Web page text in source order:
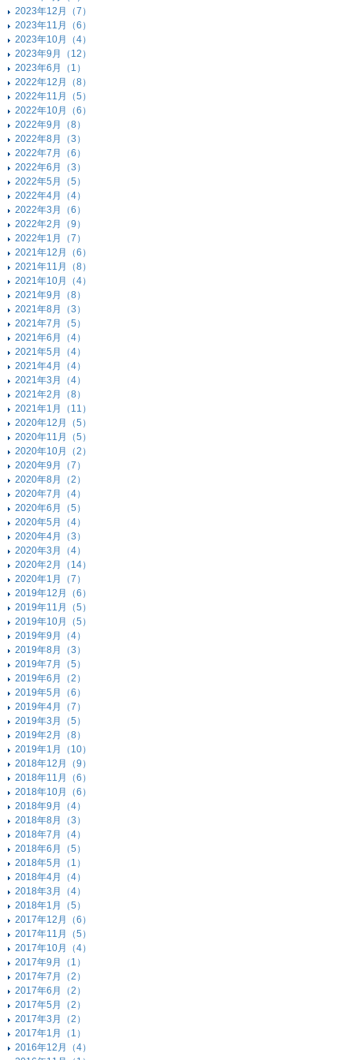
2023年12月（7）
2023年11月（6）
2023年10月（4）
2023年9月（12）
2023年6月（1）
2022年12月（8）
2022年11月（5）
2022年10月（6）
2022年9月（8）
2022年8月（3）
2022年7月（6）
2022年6月（3）
2022年5月（5）
2022年4月（4）
2022年3月（6）
2022年2月（9）
2022年1月（7）
2021年12月（6）
2021年11月（8）
2021年10月（4）
2021年9月（8）
2021年8月（3）
2021年7月（5）
2021年6月（4）
2021年5月（4）
2021年4月（4）
2021年3月（4）
2021年2月（8）
2021年1月（11）
2020年12月（5）
2020年11月（5）
2020年10月（2）
2020年9月（7）
2020年8月（2）
2020年7月（4）
2020年6月（5）
2020年5月（4）
2020年4月（3）
2020年3月（4）
2020年2月（14）
2020年1月（7）
2019年12月（6）
2019年11月（5）
2019年10月（5）
2019年9月（4）
2019年8月（3）
2019年7月（5）
2019年6月（2）
2019年5月（6）
2019年4月（7）
2019年3月（5）
2019年2月（8）
2019年1月（10）
2018年12月（9）
2018年11月（6）
2018年10月（6）
2018年9月（4）
2018年8月（3）
2018年7月（4）
2018年6月（5）
2018年5月（1）
2018年4月（4）
2018年3月（4）
2018年1月（5）
2017年12月（6）
2017年11月（5）
2017年10月（4）
2017年9月（1）
2017年7月（2）
2017年6月（2）
2017年5月（2）
2017年3月（2）
2017年1月（1）
2016年12月（4）